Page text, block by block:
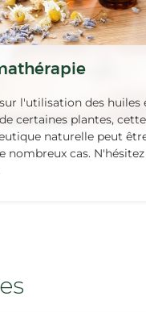
l'utilisation des huiles
certaines plantes,
naturelle peut
nombreux cas.